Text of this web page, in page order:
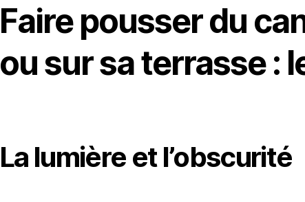
Faire pousser du
ou sur sa terrasse :
La lumière et l’obscurité